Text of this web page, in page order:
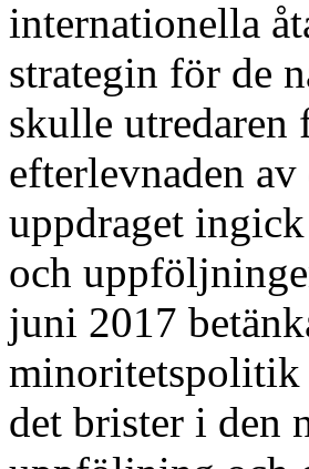
internationella
strategin för de
skulle utredaren
efterlevnaden
uppdraget
och
juni 2017
minoritetspolitik
det brister i den